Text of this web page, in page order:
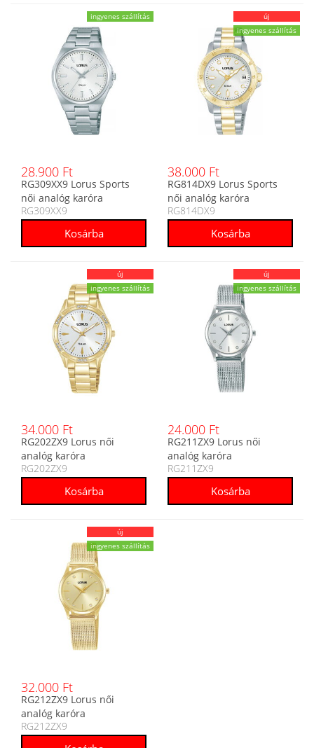
ingyenes szállítás
28.900 Ft
RG309XX9 Lorus Sports
női analóg karóra
RG309XX9
új
ingyenes szállítás
38.000 Ft
RG814DX9 Lorus Sports
női analóg karóra
RG814DX9
új
ingyenes szállítás
34.000 Ft
RG202ZX9 Lorus női
analóg karóra
RG202ZX9
új
ingyenes szállítás
24.000 Ft
RG211ZX9 Lorus női
analóg karóra
RG211ZX9
új
ingyenes szállítás
32.000 Ft
RG212ZX9 Lorus női
analóg karóra
RG212ZX9